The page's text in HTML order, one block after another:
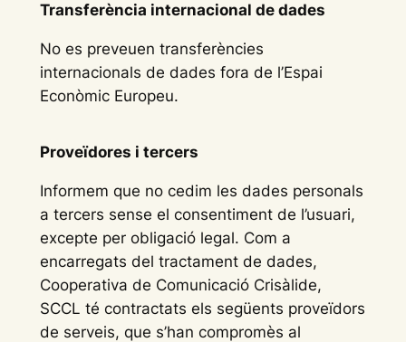
Transferència internacional de dades
No es preveuen transferències
internacionals de dades fora de l’Espai
Econòmic Europeu.
Proveïdores i tercers
Informem que no cedim les dades personals
a tercers sense el consentiment de l’usuari,
excepte per obligació legal. Com a
encarregats del tractament de dades,
Cooperativa de Comunicació Crisàlide,
SCCL té contractats els següents proveïdors
de serveis, que s’han compromès al